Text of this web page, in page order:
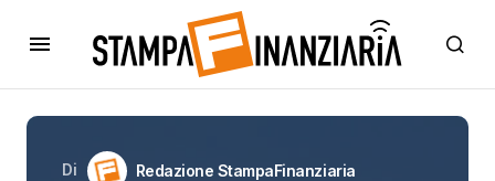
Di
Redazione StampaFinanziaria